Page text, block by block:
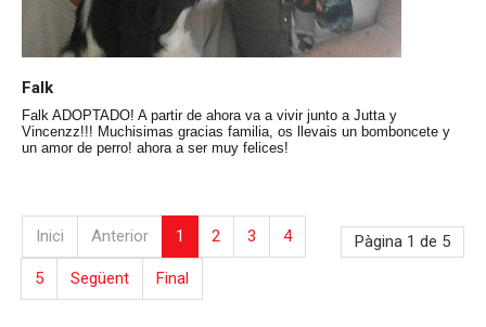
Falk
Falk ADOPTADO! A partir de ahora va a vivir junto a Jutta y
Vincenzz!!! Muchisimas gracias familia, os llevais un bomboncete y
un amor de perro! ahora a ser muy felices!
Pàgina 1 de 5
Inici Anterior 1 2 3 4
5 Següent Final